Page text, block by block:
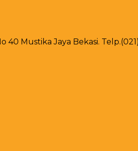
Mustika Jaya Bekasi.